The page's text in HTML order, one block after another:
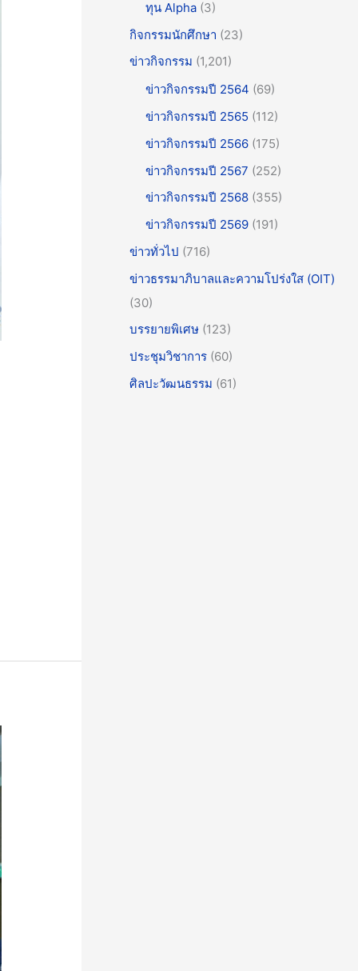
ทุน Alpha (3)
กิจกรรมนักศึกษา (23)
ข่าวกิจกรรม (1,201)
ข่าวกิจกรรมปี 2564 (69)
ข่าวกิจกรรมปี 2565 (112)
ข่าวกิจกรรมปี 2566 (175)
ข่าวกิจกรรมปี 2567 (252)
ข่าวกิจกรรมปี 2568 (355)
ข่าวกิจกรรมปี 2569 (191)
ข่าวทั่วไป (716)
ข่าวธรรมาภิบาลและความโปร่งใส (OIT)
(30)
บรรยายพิเศษ (123)
ประชุมวิชาการ (60)
ศิลปะวัฒนธรรม (61)